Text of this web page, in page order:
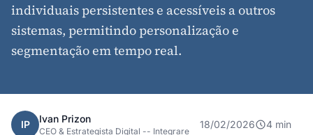
individuais persistentes e acessíveis a outros
sistemas, permitindo personalização e
segmentação em tempo real.
IP Ivan Prizon
CEO & Estrategista Digital -- Integrare
18/02/2026 4 min